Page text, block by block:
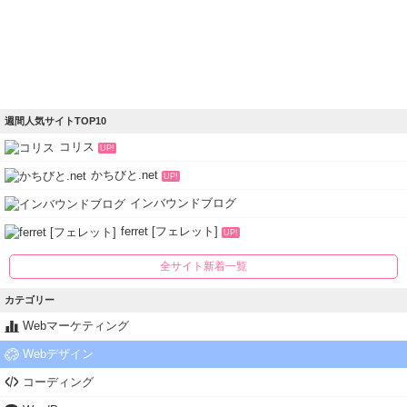
週間人気サイトTOP10
コリス UP!
かちびと.net UP!
インバウンドブログ
ferret [フェレット] UP!
全サイト新着一覧
カテゴリー
Webマーケティング
Webデザイン
コーディング